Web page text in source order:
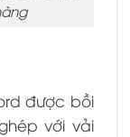
được bồi
với vải